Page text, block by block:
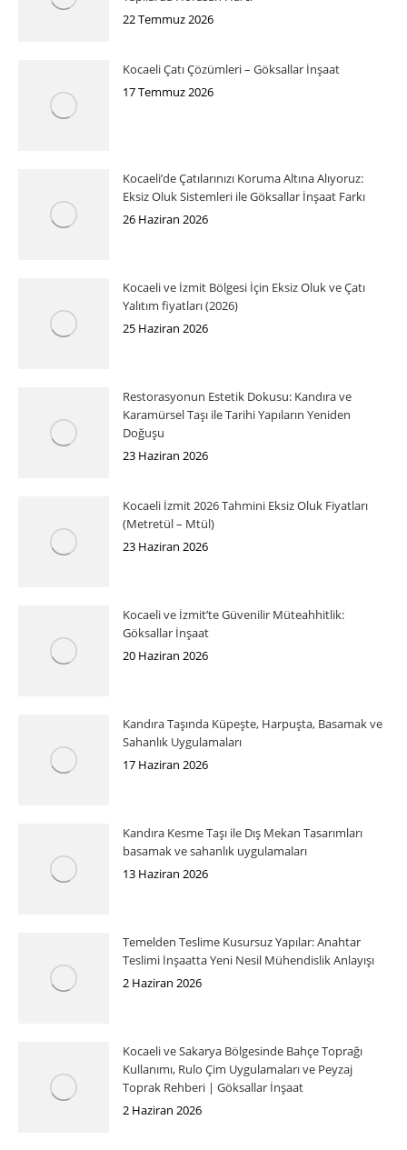
22 Temmuz 2026
Kocaeli Çatı Çözümleri – Göksallar İnşaat
17 Temmuz 2026
Kocaeli’de Çatılarınızı Koruma Altına Alıyoruz:
Eksiz Oluk Sistemleri ile Göksallar İnşaat Farkı
26 Haziran 2026
Kocaeli ve İzmit Bölgesi İçin Eksiz Oluk ve Çatı
Yalıtım fiyatları (2026)
25 Haziran 2026
Restorasyonun Estetik Dokusu: Kandıra ve
Karamürsel Taşı ile Tarihi Yapıların Yeniden
Doğuşu
23 Haziran 2026
Kocaeli İzmit 2026 Tahmini Eksiz Oluk Fiyatları
(Metretül – Mtül)
23 Haziran 2026
Kocaeli ve İzmit’te Güvenilir Müteahhitlik:
Göksallar İnşaat
20 Haziran 2026
Kandıra Taşında Küpeşte, Harpuşta, Basamak ve
Sahanlık Uygulamaları
17 Haziran 2026
Kandıra Kesme Taşı ile Dış Mekan Tasarımları
basamak ve sahanlık uygulamaları
13 Haziran 2026
Temelden Teslime Kusursuz Yapılar: Anahtar
Teslimi İnşaatta Yeni Nesil Mühendislik Anlayışı
2 Haziran 2026
Kocaeli ve Sakarya Bölgesinde Bahçe Toprağı
Kullanımı, Rulo Çim Uygulamaları ve Peyzaj
Toprak Rehberi | Göksallar İnşaat
2 Haziran 2026